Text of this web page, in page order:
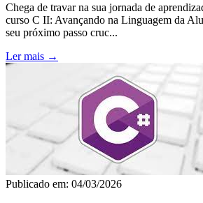
Chega de travar na sua jornada de
curso C II: Avançando na Linguagem da
seu próximo passo cruc...
Ler mais →
Publicado em: 04/03/2026